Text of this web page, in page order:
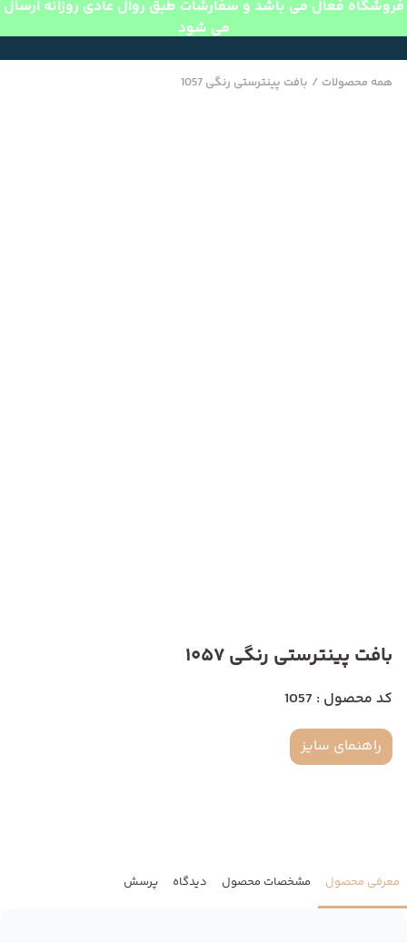
فروشگاه فعال می باشد و سفارشات طبق روال عادی روزانه ارسال
می شود
همه محصولات / بافت پینترستی رنگی 1057
بافت پینترستی رنگی 1057
کد محصول : 1057
راهنمای سایز
معرفی محصول مشخصات محصول دیدگاه پرسش